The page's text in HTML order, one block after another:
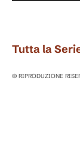
Tutta la
© RIPRODUZIONE